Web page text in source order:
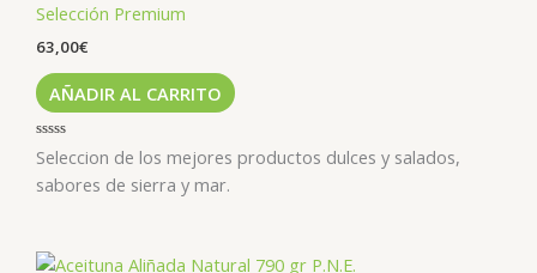
Selección Premium
63,00€
AÑADIR AL CARRITO
Valorado
con
0
de
Seleccion de los mejores productos dulces y salados,
sabores de sierra y mar.